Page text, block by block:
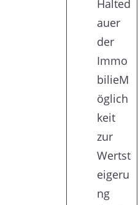
Halted
auer
der
Immo
bilieM
öglich
keit
zur
Wertst
eigeru
ng